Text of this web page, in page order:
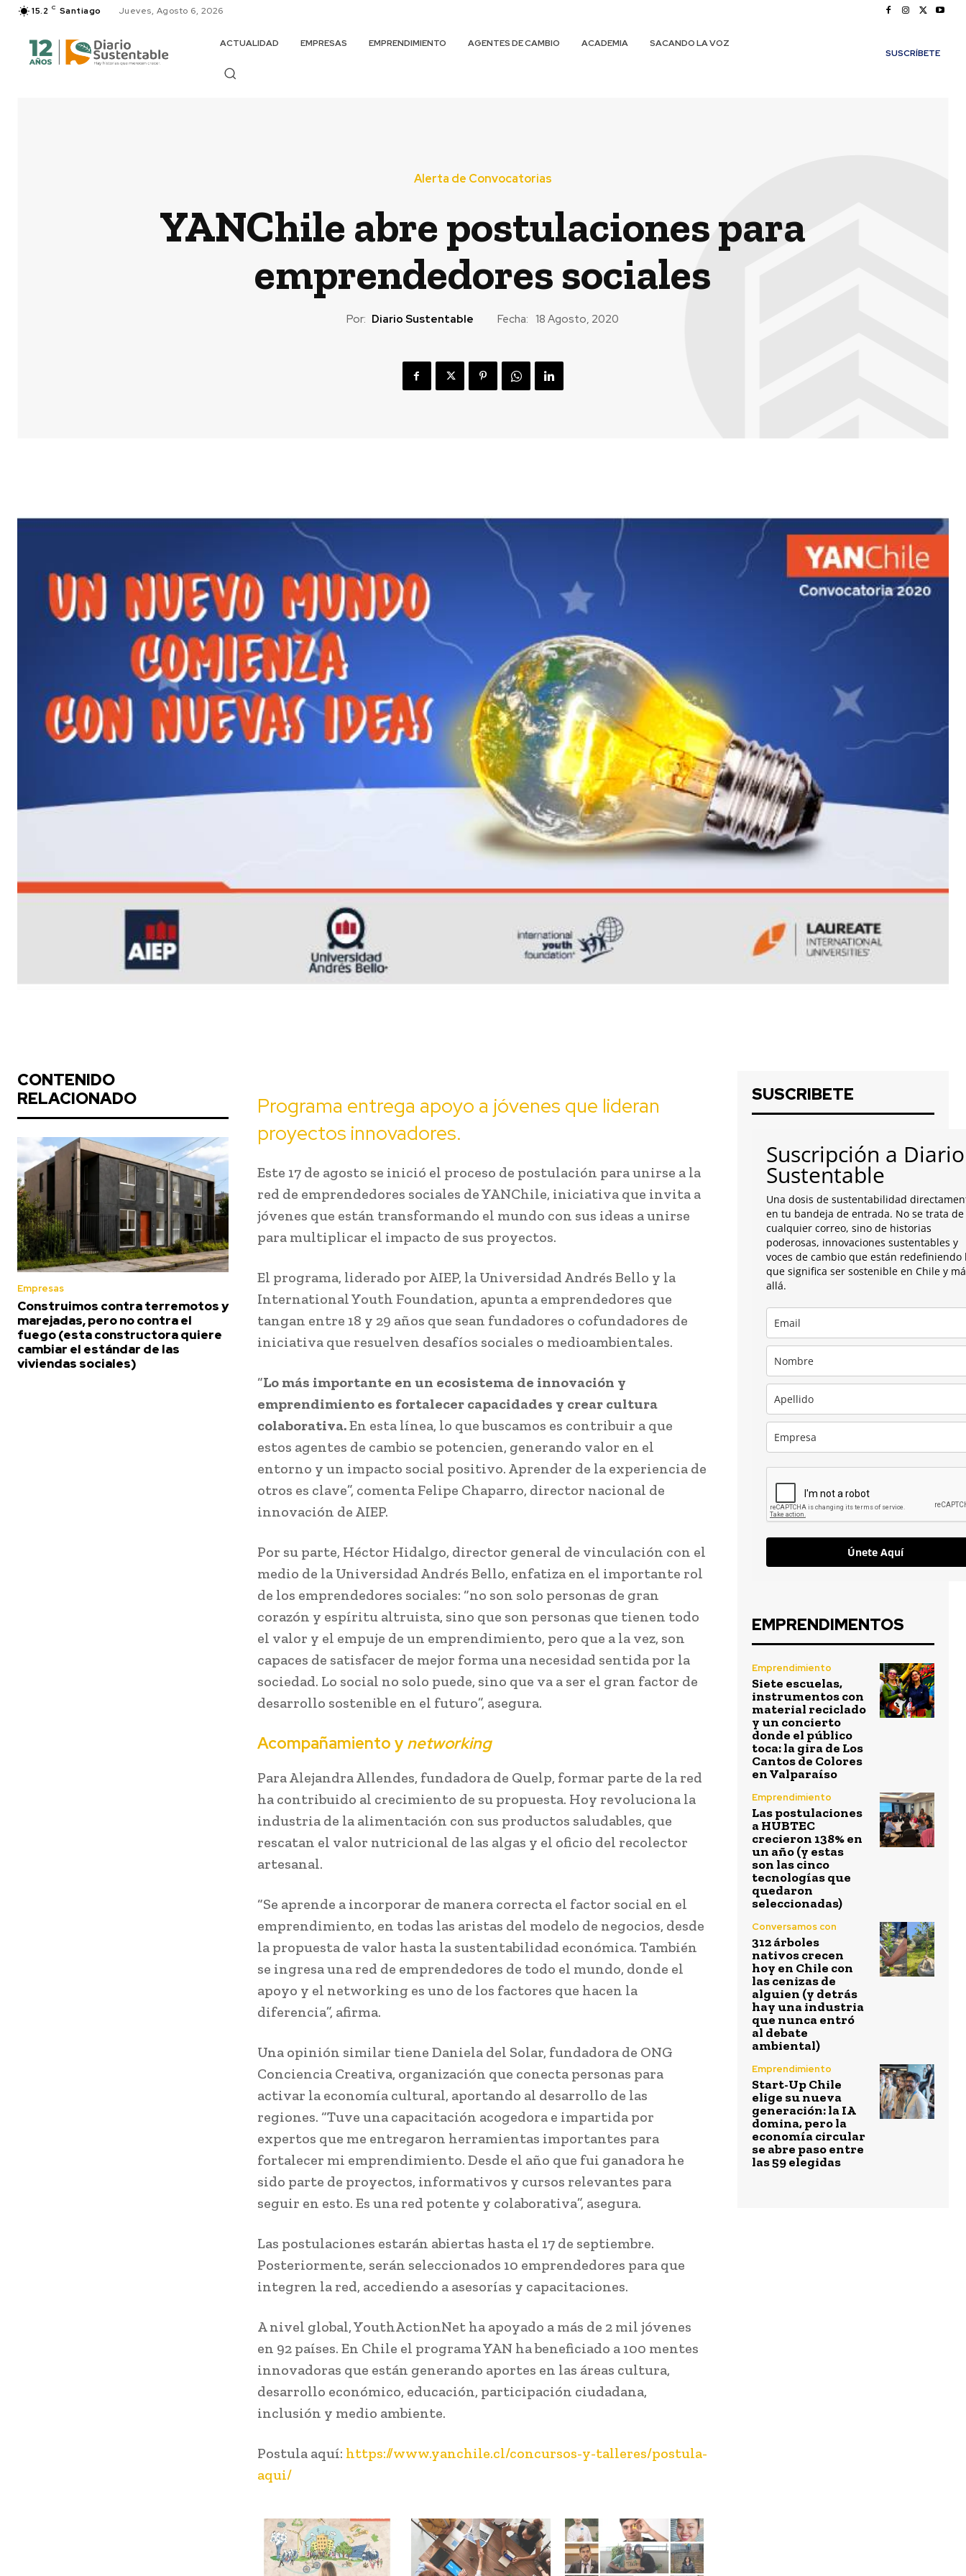
15.2 C Santiago Jueves, Agosto 6, 2026
ACTUALIDAD EMPRESAS EMPRENDIMIENTO AGENTES DE CAMBIO ACADEMIA
SACANDO LA VOZ
SUSCRÍBETE
Alerta de Convocatorias
YANChile abre postulaciones para
emprendedores sociales
Por: Diario Sustentable Fecha: 18 Agosto, 2020
CONTENIDO
RELACIONADO
Empresas
Construimos contra terremotos y
marejadas, pero no contra el
fuego (esta constructora quiere
cambiar el estándar de las
viviendas sociales)
Programa entrega apoyo a jóvenes que lideran
proyectos innovadores.
Este 17 de agosto se inició el proceso de postulación para unirse a la
red de emprendedores sociales de YANChile, iniciativa que invita a
jóvenes que están transformando el mundo con sus ideas a unirse
para multiplicar el impacto de sus proyectos.
El programa, liderado por AIEP, la Universidad Andrés Bello y la
International Youth Foundation, apunta a emprendedores que
tangan entre 18 y 29 años que sean fundadores o cofundadores de
iniciativa que resuelven desafíos sociales o medioambientales.
“Lo más importante en un ecosistema de innovación y
emprendimiento es fortalecer capacidades y crear cultura
colaborativa.En esta línea, lo que buscamos es contribuir a que
estos agentes de cambio se potencien, generando valor en el
entorno y un impacto social positivo. Aprender de la experiencia de
otros es clave”, comenta Felipe Chaparro, director nacional de
innovación de AIEP.
Por su parte, Héctor Hidalgo, director general de vinculación con el
medio de la Universidad Andrés Bello, enfatiza en el importante rol
de los emprendedores sociales: “no son solo personas de gran
corazón y espíritu altruista, sino que son personas que tienen todo
el valor y el empuje de un emprendimiento, pero que a la vez, son
capaces de satisfacer de mejor forma una necesidad sentida por la
sociedad. Lo social no solo puede, sino que va a ser el gran factor de
desarrollo sostenible en el futuro”, asegura.
Acompañamiento ynetworking
Para Alejandra Allendes, fundadora de Quelp, formar parte de la red
ha contribuido al crecimiento de su propuesta. Hoy revoluciona la
industria de la alimentación con sus productos saludables, que
rescatan el valor nutricional de las algas y el oficio del recolector
artesanal.
“Se aprende a incorporar de manera correcta el factor social en el
emprendimiento, en todas las aristas del modelo de negocios, desde
la propuesta de valor hasta la sustentabilidad económica. También
se ingresa una red de emprendedores de todo el mundo, donde el
apoyo y el networking es uno de los factores que hacen la
diferencia”, afirma.
Una opinión similar tiene Daniela del Solar, fundadora de ONG
Conciencia Creativa, organización que conecta personas para
activar la economía cultural, aportando al desarrollo de las
regiones. “Tuve una capacitación acogedora e impartida por
expertos que me entregaron herramientas importantes para
fortalecer mi emprendimiento. Desde el año que fui ganadora he
sido parte de proyectos, informativos y cursos relevantes para
seguir en esto. Es una red potente y colaborativa”, asegura.
Las postulaciones estarán abiertas hasta el 17 de septiembre.
Posteriormente, serán seleccionados 10 emprendedores para que
integren la red, accediendo a asesorías y capacitaciones.
A nivel global, YouthActionNet ha apoyado a más de 2 mil jóvenes
en 92 países. En Chile el programa YAN ha beneficiado a 100 mentes
innovadoras que están generando aportes en las áreas cultura,
desarrollo económico, educación, participación ciudadana,
inclusión y medio ambiente.
Postula aquí: https://www.yanchile.cl/concursos-y-talleres/postula-
aqui/
SUSCRIBETE
Suscripción a Diario
Sustentable
Una dosis de sustentabilidad
en tu bandeja de entrada. No se trata de
cualquier correo, sino de historias
poderosas, innovaciones sustentables y
voces de cambio que están redefiniendo
que significa ser sostenible en Chile y
allá.
Únete Aquí
EMPRENDIMENTOS
Emprendimiento
Siete escuelas,
instrumentos con
material reciclado
y un concierto
donde el público
toca: la gira de Los
Cantos de Colores
en Valparaíso
Emprendimiento
Las postulaciones
a HUBTEC
crecieron 138% en
un año (y estas
son las cinco
tecnologías que
quedaron
seleccionadas)
Conversamos con
312 árboles
nativos crecen
hoy en Chile con
las cenizas de
alguien (y detrás
hay una industria
que nunca entró
al debate
ambiental)
Emprendimiento
Start-Up Chile
elige su nueva
generación: la IA
domina, pero la
economía circular
se abre paso entre
las 59 elegidas